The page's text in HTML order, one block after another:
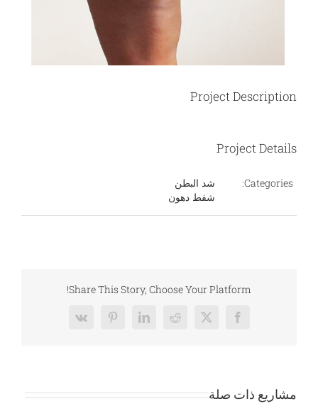
Project Description
Project Details
Categories:
شد البطن
شفط دهون
Share This Story, Choose Your Platform!
Facebook
X
Reddit
LinkedIn
Pinterest
Vk
مشاريع ذات صلة